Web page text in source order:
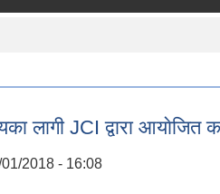
लागी JCI द्वारा आयाेजित
2018 - 16:08